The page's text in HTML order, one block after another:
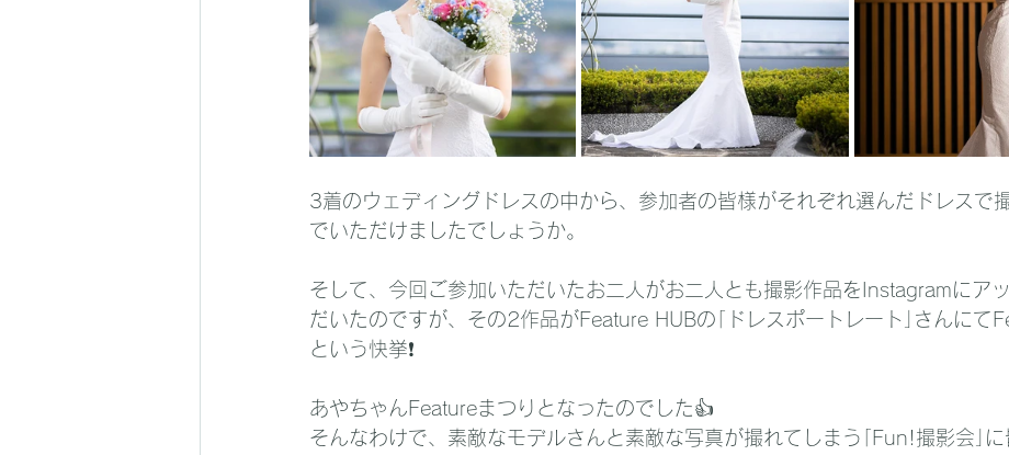
3着のウェディングドレスの中から、参加者の皆様がそれぞれ選んだドレスで
でいただけましたでしょうか。
そして、今回ご参加いただいたお二人がお二人とも撮影作品をInstagramにア
だいたのですが、その2作品がFeature HUBの｢ドレスポートレート｣さんにて
という快挙❗
あやちゃんFeatureまつりとなったのでした👍
そんなわけで、素敵なモデルさんと素敵な写真が撮れてしまう｢Fun!撮影会｣に